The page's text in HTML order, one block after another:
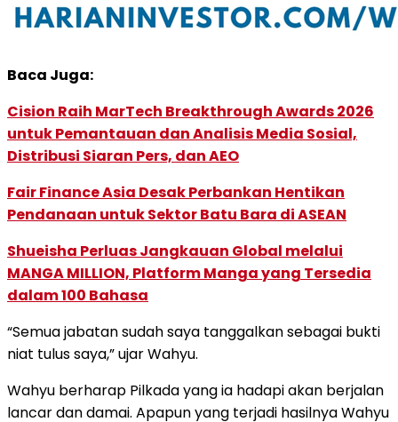
Baca Juga:
Cision Raih MarTech Breakthrough Awards 2026
untuk Pemantauan dan Analisis Media Sosial,
Distribusi Siaran Pers, dan AEO
Fair Finance Asia Desak Perbankan Hentikan
Pendanaan untuk Sektor Batu Bara di ASEAN
Shueisha Perluas Jangkauan Global melalui
MANGA MILLION, Platform Manga yang Tersedia
dalam 100 Bahasa
“Semua jabatan sudah saya tanggalkan sebagai bukti
niat tulus saya,” ujar Wahyu.
Wahyu berharap Pilkada yang ia hadapi akan berjalan
lancar dan damai. Apapun yang terjadi hasilnya Wahyu